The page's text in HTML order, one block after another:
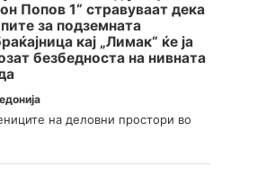
Попов 1“ стравуваат дека
за подземната
кај „Лимак“ ќе ја
безбедноста на нивната
на деловни простори во